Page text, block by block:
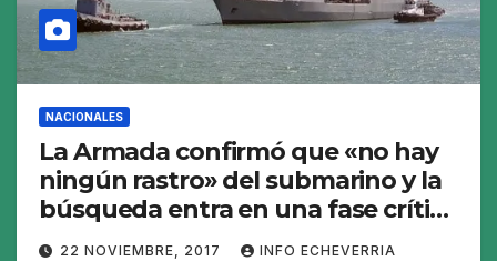
NACIONALES
La Armada confirmó que «no hay
ningún rastro» del submarino y la
búsqueda entra en una fase crítica
por la falta de oxígeno
22 NOVIEMBRE, 2017 INFO ECHEVERRIA